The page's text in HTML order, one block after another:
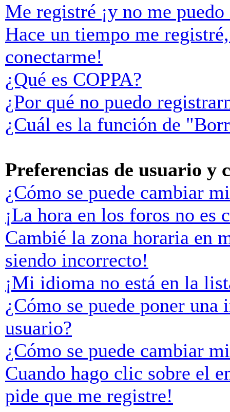
Me registré ¡y no me
Hace un tiempo me
conectarme!
¿Qué es COPPA?
¿Por qué no puedo
¿Cuál es la función de
Preferencias de usuario y
¿Cómo se puede cambiar
¡La hora en los foros no es
Cambié la zona horaria en
siendo incorrecto!
¡Mi idioma no está en la
¿Cómo se puede poner
usuario?
¿Cómo se puede cambiar
Cuando hago clic sobre el
pide que me registre!